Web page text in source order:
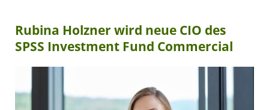
Rubina Holzner wird neue CIO des
SPSS Investment Fund Commercial